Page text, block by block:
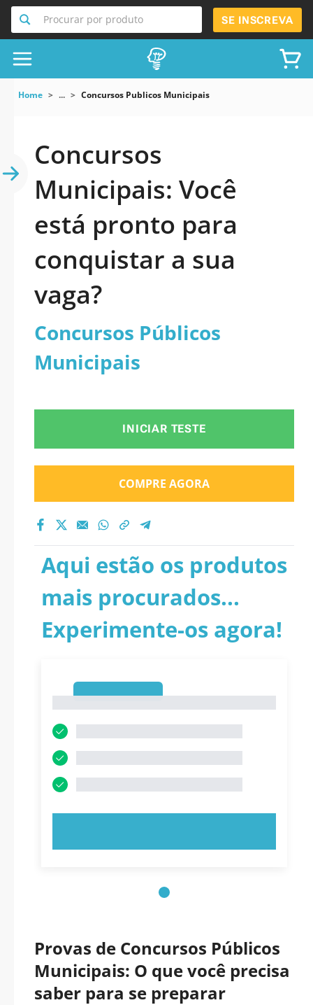
Procurar por produto SE INSCREVA
Home ... Concursos Publicos Municipais
Concursos
Municipais: Você
está pronto para
conquistar a sua
vaga?
Concursos Públicos
Municipais
INICIAR TESTE
COMPRE AGORA
Aqui estão os produtos
mais procurados...
Experimente-os agora!
Provas de Concursos Públicos
Municipais: O que você precisa
saber para se preparar